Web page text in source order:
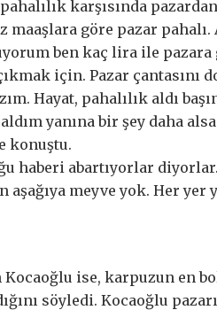
karşısında
maaşlara göre pazar pahalı.
ben kaç lira ile pazara
için. Pazar çantasını
Hayat, pahalılık aldı
yanına bir şey daha
konuştu.
haberi abartıyorlar
meyve yok. Her yer
ise, karpuzun en
söyledi. Kocaoğlu